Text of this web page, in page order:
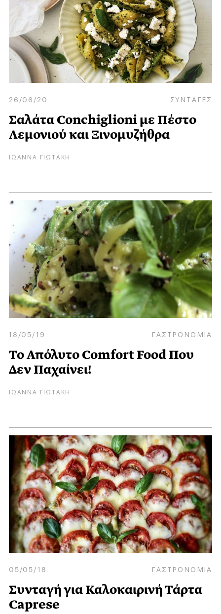
26/06/20 ΣΥΝΤΑΓΕΣ
Σαλάτα Conchiglioni με Πέστο
Λεμονιού και Ξινομυζήθρα
ΙΩΑΝΝΑ ΓΙΩΤΑΚΗ
18/05/19 ΓΑΣΤΡΟΝΟΜΙΑ
To Απόλυτο Comfort Food Που
Δεν Παχαίνει!
ΙΩΑΝΝΑ ΓΙΩΤΑΚΗ
05/05/18 ΓΑΣΤΡΟΝΟΜΙΑ
Συνταγή για Καλοκαιρινή Τάρτα
Caprese